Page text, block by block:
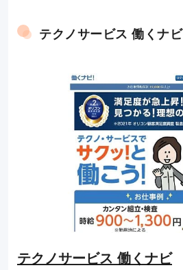
テクノサービス 働くナビ
テクノサービス 働くナビ